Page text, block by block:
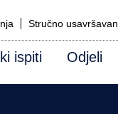
Stručno
ispiti Odjeli